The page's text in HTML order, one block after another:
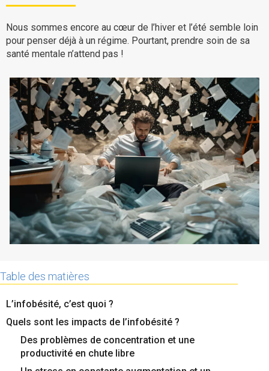
Migrer vers eXo Platform
Produit
La Plateforme
Pourquoi eXo
Internationalisation
Mobile
No code
Intégrations
IA maitrisée
Architecture
Sécurité
Offre Enterprise
A propos d’eXo
Centre de ressources
Contactez-nous
Essayez eXo
Nous sommes encore au cœur de l’hiver et l’été semble loin
pour penser déjà à un régime. Pourtant, prendre soin de sa
santé mentale n’attend pas !
Table des matières
L’infobésité, c’est quoi ?
Quels sont les impacts de l’infobésité ?
Des problèmes de concentration et une
productivité en chute libre